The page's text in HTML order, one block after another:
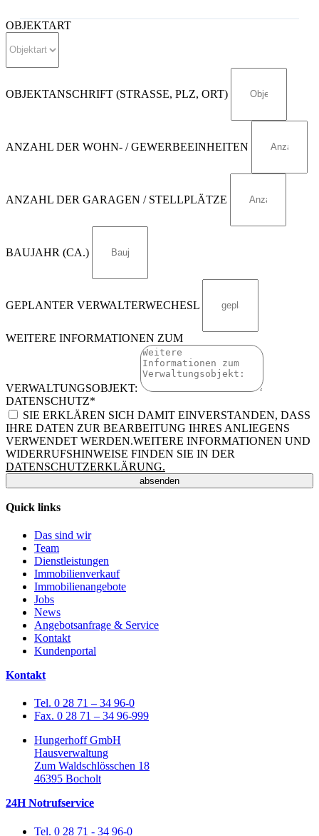
OBJEKTART
OBJEKTANSCHRIFT (STRASSE, PLZ, ORT)
ANZAHL DER WOHN- / GEWERBEEINHEITEN
ANZAHL DER GARAGEN / STELLPLÄTZE
BAUJAHR (CA.)
GEPLANTER VERWALTERWECHESL
WEITERE INFORMATIONEN ZUM
VERWALTUNGSOBJEKT:
DATENSCHUTZ*
SIE ERKLÄREN SICH DAMIT EINVERSTANDEN, DASS
IHRE DATEN ZUR BEARBEITUNG IHRES ANLIEGENS
VERWENDET WERDEN.WEITERE INFORMATIONEN UND
WIDERRUFSHINWEISE FINDEN SIE IN DER
DATENSCHUTZERKLÄRUNG.
absenden
Quick links
Das sind wir
Team
Dienstleistungen
Immobilienverkauf
Immobilienangebote
Jobs
News
Angebotsanfrage & Service
Kontakt
Kundenportal
Kontakt
Tel. 0 28 71 – 34 96-0
Fax. 0 28 71 – 34 96-999
Hungerhoff GmbH
Hausverwaltung
Zum Waldschlösschen 18
46395 Bocholt
24H Notrufservice
Tel. 0 28 71 - 34 96-0